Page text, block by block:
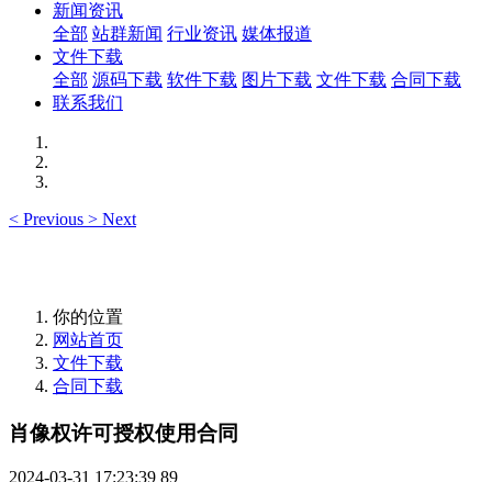
新闻资讯
全部 站群新闻 行业资讯 媒体报道
文件下载
全部 源码下载 软件下载 图片下载 文件下载 合同下载
联系我们
< Previous > Next
你的位置
网站首页
文件下载
合同下载
肖像权许可授权使用合同
2024-03-31 17:23:39 89